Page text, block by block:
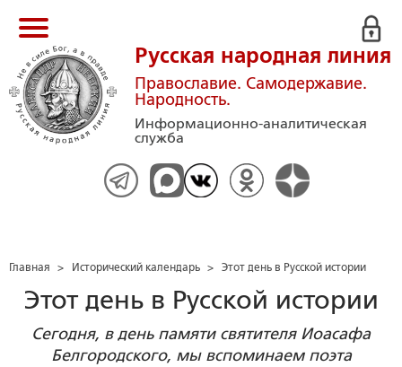
Русская народная линия
Православие. Самодержавие.
Народность.
Информационно-аналитическая
служба
Главная > Исторический календарь > Этот день в Русской истории
Этот день в Русской истории
Сегодня, в день памяти святителя Иоасафа
Белгородского, мы вспоминаем поэта